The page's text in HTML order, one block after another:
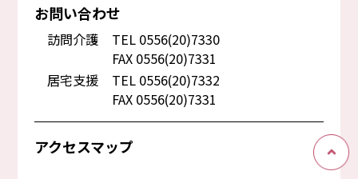
お問い合わせ
訪問介護
TEL 0556(20)7330
FAX 0556(20)7331
居宅支援
TEL 0556(20)7332
FAX 0556(20)7331
アクセスマップ